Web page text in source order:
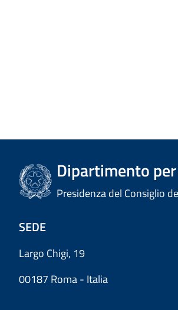
Dipartimento
Presidenza del Consiglio
SEDE
Largo Chigi, 19
00187 Roma - Italia